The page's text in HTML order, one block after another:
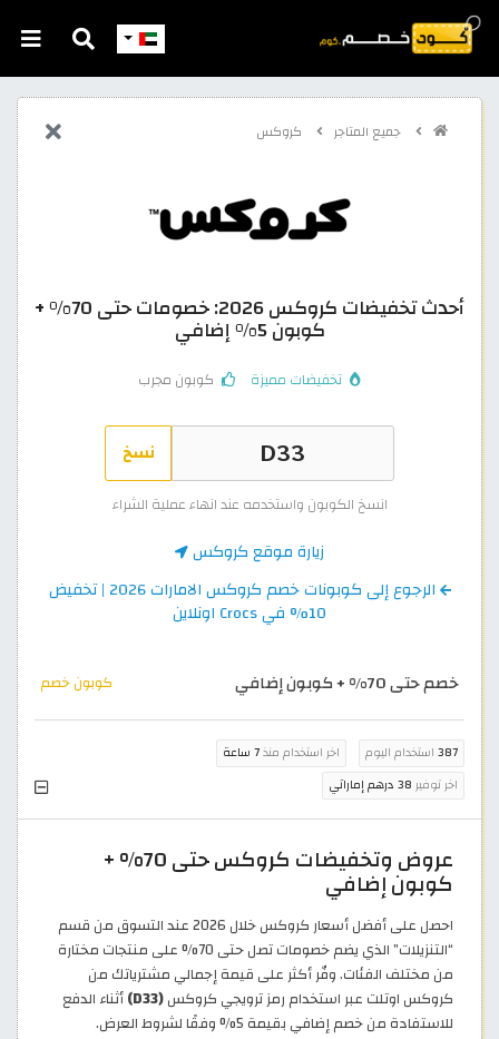
جميع المتاجر كروكس
أحدث تخفيضات كروكس 2026: خصومات حتى 70% +
كوبون 5% إضافي
تخفيضات مميزة كوبون مجرب
نسخ
انسخ الكوبون واستخدمه عند انهاء عملية الشراء
زيارة موقع كروكس
الرجوع إلى كوبونات خصم كروكس الامارات 2026 | تخفيض
10% في Crocs اونلاين
خصم حتى 70% + كوبون إضافي كوبون خصم
387 استخدام اليوم اخر استخدام منذ7 ساعة
اخر توفير 38 درهم إماراتي
عروض وتخفيضات كروكس حتى 70% +
كوبون إضافي
احصل على أفضل أسعار كروكس خلال 2026 عند التسوق من قسم
“التنزيلات” الذي يضم خصومات تصل حتى 70% على منتجات مختارة
من مختلف الفئات. وفّر أكثر على قيمة إجمالي مشترياتك من
كروكس اوتلت عبر استخدام رمز ترويجي كروكس(D33)
أثناء الدفع
للاستفادة من خصم إضافي بقيمة 5% وفقًا لشروط العرض.